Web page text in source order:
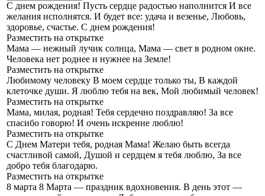
С днем рождения! Пусть сердце радостью наполнится И все
желания исполнятся. И будет все: удача и везенье, Любовь,
здоровье, счастье. С днем рождения!
Разместить на открытке
Мама — нежный лучик солнца, Мама — свет в родном окне.
Человека нет роднее и нужнее на Земле!
Разместить на открытке
Любимому человеку В моем сердце только ты, В каждой
клеточке души. Я люблю тебя на век, Мой любимый человек!
Разместить на открытке
Мама, милая, родная! Тебя сердечно поздравляю! За все
спасибо говорю! И очень искренне люблю!
Разместить на открытке
С Днем Матери тебя, родная Мама! Желаю быть всегда
счастливой самой, Душой и сердцем я тебя люблю, За все
добро тебя благодарю.
Разместить на открытке
8 марта 8 Марта — праздник вдохновения. В день этот —